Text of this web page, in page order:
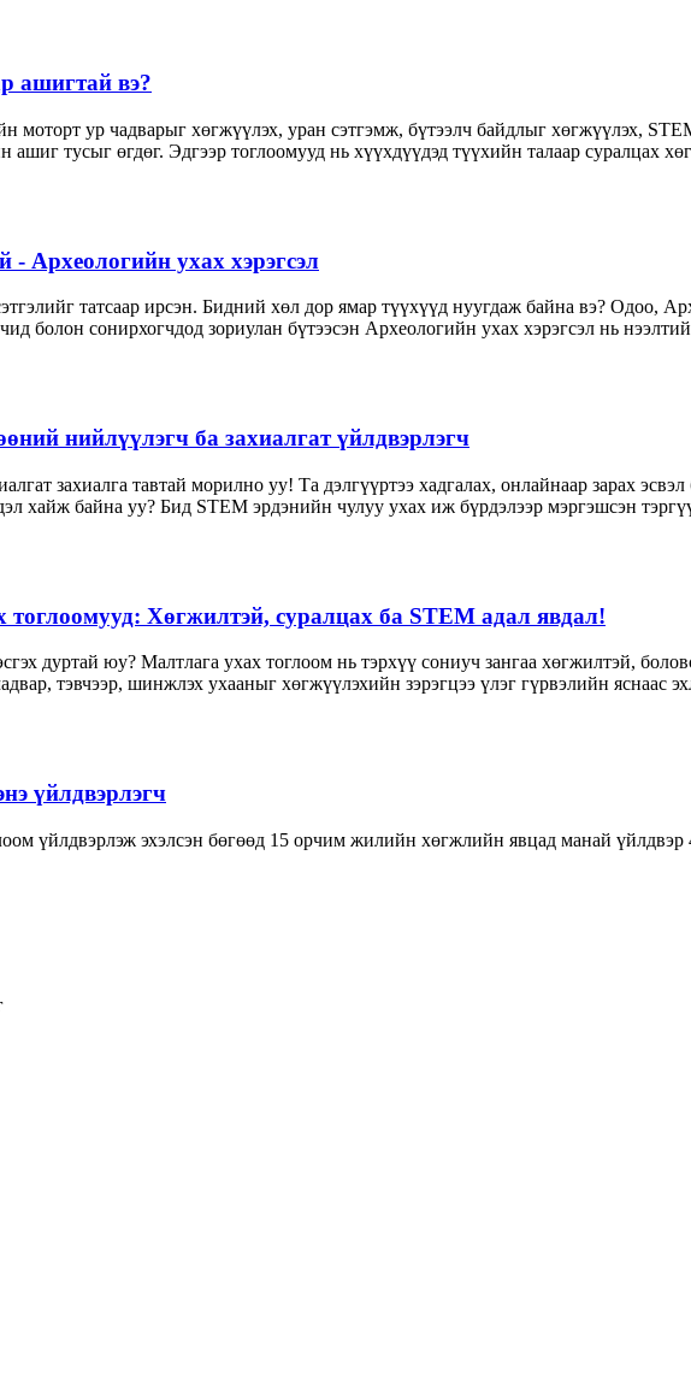
ашигтай вэ?
моторт ур чадварыг хөгжүүлэх, уран сэтгэмж, бүтээлч байдлыг хөгжүүлэх,
тусыг өгдөг. Эдгээр тоглоомууд нь хүүхдүүдэд түүхийн талаар суралцах
- Археологийн ухах хэрэгсэл
татсаар ирсэн. Бидний хөл дор ямар түүхүүд нуугдаж байна вэ? Одоо,
болон сонирхогчдод зориулан бүтээсэн Археологийн ухах хэрэгсэл нь
нийлүүлэгч ба захиалгат үйлдвэрлэгч
захиалга тавтай морилно уу! Та дэлгүүртээ хадгалах, онлайнаар зарах
хайж байна уу? Бид STEM эрдэнийн чулуу ухах иж бүрдэлээр мэргэшсэн
тоглоомууд: Хөгжилтэй, суралцах ба STEM адал явдал!
дуртай юу? Малтлага ухах тоглоом нь тэрхүү сониуч зангаа хөгжилтэй,
тэвчээр, шинжлэх ухааныг хөгжүүлэхийн зэрэгцээ үлэг гүрвэлийн яснаас
үйлдвэрлэгч
үйлдвэрлэж эхэлсэн бөгөөд 15 орчим жилийн хөгжлийн явцад манай үйлдвэр